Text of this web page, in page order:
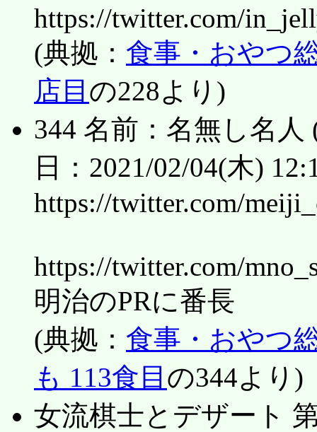
https://twitter.com/
(典拠： 食事・おやつ
店目 の228より)
344 名前：名無し名人
日：2021/02/04(木)
https://twitter.com/
https://twitter.com/
明治のPRに番長
(典拠： 食事・おやつ
も 113食目 の344より)
女流棋士とデザート